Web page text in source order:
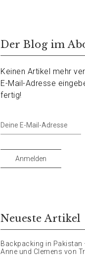
Der Blog im
Keinen Artikel mehr
E-Mail-Adresse
fertig!
Deine
E-
Adresse
Anmelden
Neueste Artikel
Backpacking in Pakistan
Anne und Clemens von